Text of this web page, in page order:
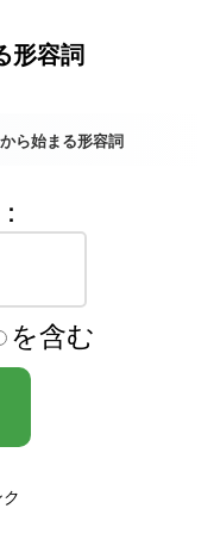
形容詞
から始まる形容詞
を含む